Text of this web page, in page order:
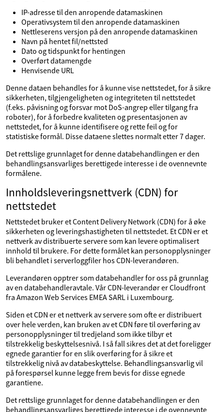
IP-adresse til den anropende datamaskinen
Operativsystem til den anropende datamaskinen
Nettleserens versjon på den anropende datamaskinen
Navn på hentet fil/nettsted
Dato og tidspunkt for hentingen
Overført datamengde
Henvisende URL
Denne dataen behandles for å kunne vise nettstedet, for å sikre
sikkerheten, tilgjengeligheten og integriteten til nettstedet
(f.eks. påvisning og forsvar mot DoS-angrep eller tilgang fra
roboter), for å forbedre kvaliteten og presentasjonen av
nettstedet, for å kunne identifisere og rette feil og for
statistiske formål. Disse dataene slettes normalt etter 7 dager.
Det rettslige grunnlaget for denne databehandlingen er den
behandlingsansvarliges berettigede interesse i de ovennevnte
formålene.
Innholdsleveringsnettverk (CDN) for
nettstedet
Nettstedet bruker et Content Delivery Network (CDN) for å øke
sikkerheten og leveringshastigheten til nettstedet. Et CDN er et
nettverk av distribuerte servere som kan levere optimalisert
innhold til brukere. For dette formålet kan personopplysninger
bli behandlet i serverloggfiler hos CDN-leverandøren.
Leverandøren opptrer som databehandler for oss på grunnlag
av en databehandleravtale. Vår CDN-leverandør er Cloudfront
fra Amazon Web Services EMEA SARL i Luxembourg.
Siden et CDN er et nettverk av servere som ofte er distribuert
over hele verden, kan bruken av et CDN føre til overføring av
personopplysninger til tredjeland som ikke tilbyr et
tilstrekkelig beskyttelsesnivå. I så fall sikres det at det foreligger
egnede garantier for en slik overføring for å sikre et
tilstrekkelig nivå av databeskyttelse. Behandlingsansvarlig vil
på forespørsel kunne legge frem bevis for disse egnede
garantiene.
Det rettslige grunnlaget for denne databehandlingen er den
behandlingsansvarliges berettigede interesse i de ovennevnte